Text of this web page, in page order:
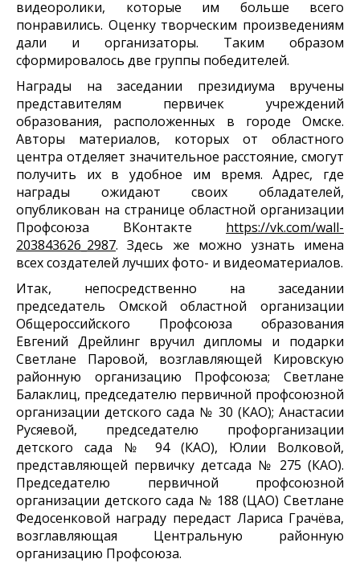
видеоролики, которые им больше всего
понравились. Оценку творческим произведениям
дали и организаторы. Таким образом
сформировалось две группы победителей.
Награды на заседании президиума вручены
представителям первичек учреждений
образования, расположенных в городе Омске.
Авторы материалов, которых от областного
центра отделяет значительное расстояние, смогут
получить их в удобное им время. Адрес, где
награды ожидают своих обладателей,
опубликован на странице областной организации
Профсоюза ВКонтакте https://vk.com/wall-
203843626_2987. Здесь же можно узнать имена
всех создателей лучших фото- и видеоматериалов.
Итак, непосредственно на заседании
председатель Омской областной организации
Общероссийского Профсоюза образования
Евгений Дрейлинг вручил дипломы и подарки
Светлане Паровой, возглавляющей Кировскую
районную организацию Профсоюза; Светлане
Балаклиц, председателю первичной профсоюзной
организации детского сада № 30 (КАО); Анастасии
Русяевой, председателю профорганизации
детского сада № 94 (КАО), Юлии Волковой,
представляющей первичку детсада № 275 (КАО).
Председателю первичной профсоюзной
организации детского сада № 188 (ЦАО) Светлане
Федосенковой награду передаст Лариса Грачёва,
возглавляющая Центральную районную
организацию Профсоюза.